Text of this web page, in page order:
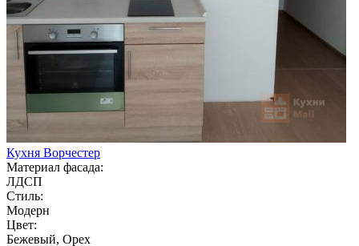
Кухня Ворчестер
Материал фасада:
ЛДСП
Стиль:
Модерн
Цвет:
Бежевый, Орех